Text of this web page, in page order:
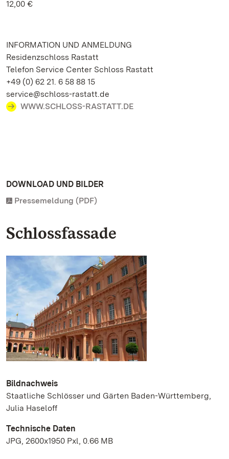
12,00 €
INFORMATION UND ANMELDUNG
Residenzschloss Rastatt
Telefon Service Center Schloss Rastatt
+49 (0) 62 21. 6 58 88 15
service@schloss-rastatt.de
WWW.SCHLOSS-RASTATT.DE
DOWNLOAD UND BILDER
Pressemeldung (PDF)
Schlossfassade
Bildnachweis
Staatliche Schlösser und Gärten Baden-Württemberg,
Julia Haseloff
Technische Daten
JPG, 2600x1950 Pxl, 0.66 MB